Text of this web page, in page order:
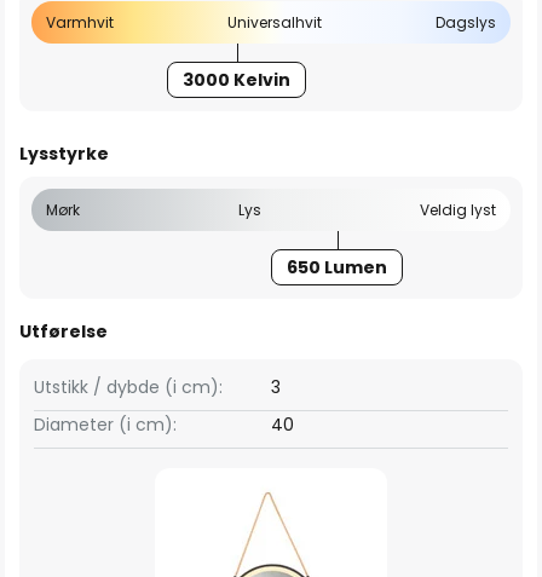
Varmhvit Universalhvit Dagslys
3000 Kelvin
Lysstyrke
Mørk Lys Veldig lyst
650 Lumen
Utførelse
Utstikk / dybde (i cm):
3
Diameter (i cm):
40